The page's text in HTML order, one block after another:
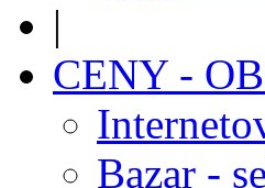
|
CENY -
Bazar -